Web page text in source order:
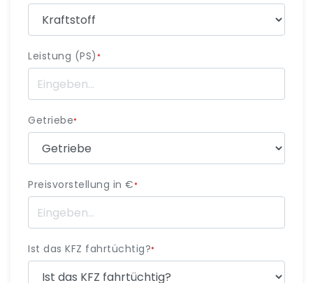
Leistung (PS) *
Getriebe*
Preisvorstellung in €*
Ist das KFZ fahrtüchtig?*